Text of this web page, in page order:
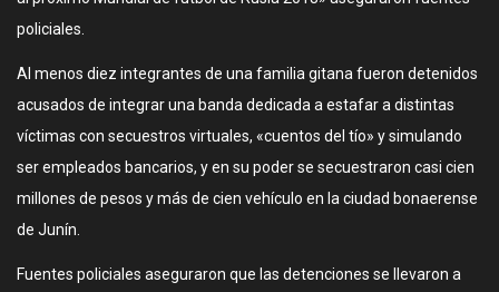
policiales.
Al menos diez integrantes de una familia gitana fueron detenidos
acusados de integrar una banda dedicada a estafar a distintas
víctimas con secuestros virtuales, «cuentos del tío» y simulando
ser empleados bancarios, y en su poder se secuestraron casi cien
millones de pesos y más de cien vehículo en la ciudad bonaerense
de Junín.
Fuentes policiales aseguraron que las detenciones se llevaron a